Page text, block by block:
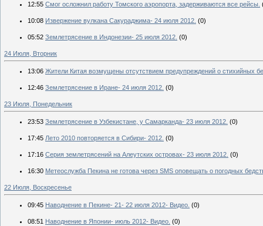
12:55 Смог осложнил работу Томского аэропорта, задерживаются все рейсы.
10:08 Извержение вулкана Сакураджима- 24 июля 2012. (0)
05:52 Землетрясение в Индонезии- 25 июля 2012. (0)
24 Июля, Вторник
13:06 Жители Китая возмущены отсутствием предупреждений о стихийных
12:46 Землетрясение в Иране- 24 июля 2012. (0)
23 Июля, Понедельник
23:53 Землетрясение в Узбекистане, у Самарканда- 23 июля 2012. (0)
17:45 Лето 2010 повторяется в Сибири- 2012. (0)
17:16 Серия землетрясений на Алеутских островах- 23 июля 2012. (0)
16:30 Метеослужба Пекина не готова через SMS оповещать о погодных
22 Июля, Воскресенье
09:45 Наводнение в Пекине- 21- 22 июля 2012- Видео. (0)
08:51 Наводнение в Японии- июль 2012- Видео. (0)